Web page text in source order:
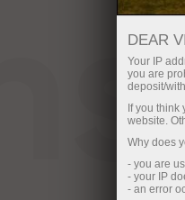
DEAR
Your IP
you are
deposit/
If you
website.
Why does
- you are
- your IP
- an error